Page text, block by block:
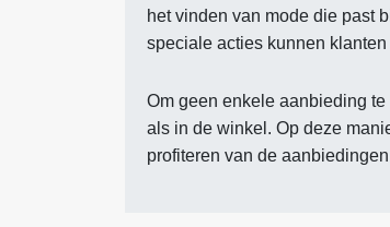
het vinden van mode die past
speciale acties kunnen
Om geen enkele aanbieding
als in de winkel. Op deze
profiteren van de